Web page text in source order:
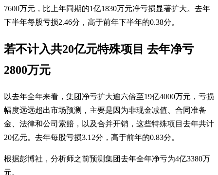
7600万元，比上年同期的1亿1830万元净亏损显著扩大。去年
下半年每股亏损2.46分，高于前年下半年的0.38分。
若不计入共20亿元特殊项目 去年净亏
2800万元
以去年全年来看，集团净亏扩大逾六倍至19亿4000万元，亏损
幅度远远超出市场预测，主要是因为非现金减值、合同准备
金、法律和公司索赔，以及合并开销，这些特殊项目去年共计
20亿元。去年每股亏损3.12分，高于前年的0.83分。
根据彭博社，分析师之前预测集团去年全年净亏为4亿3380万
元。